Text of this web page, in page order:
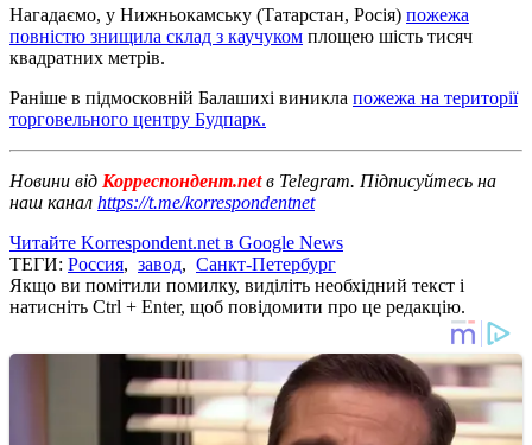
Нагадаємо, у Нижньокамську (Татарстан, Росія) пожежа
повністю знищила склад з каучуком площею шість тисяч
квадратних метрів.
Раніше в підмосковній Балашихі виникла пожежа на території
торговельного центру Будпарк.
Новини від Корреспондент.netв Telegram. Підписуйтесь на
наш канал https://t.me/korrespondentnet
Читайте Korrespondent.net в Google News
ТЕГИ: Россия, завод, Санкт-Петербург
Якщо ви помітили помилку, виділіть необхідний текст і
натисніть Ctrl + Enter, щоб повідомити про це редакцію.